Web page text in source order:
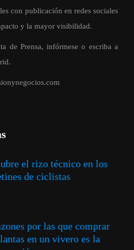
con publicación en redes sociales
y la mayor visibilidad.
de Prensa, infórmese o escriba a
el rizo técnico en los
de ciclistas
por las que comprar
en un vivero es la